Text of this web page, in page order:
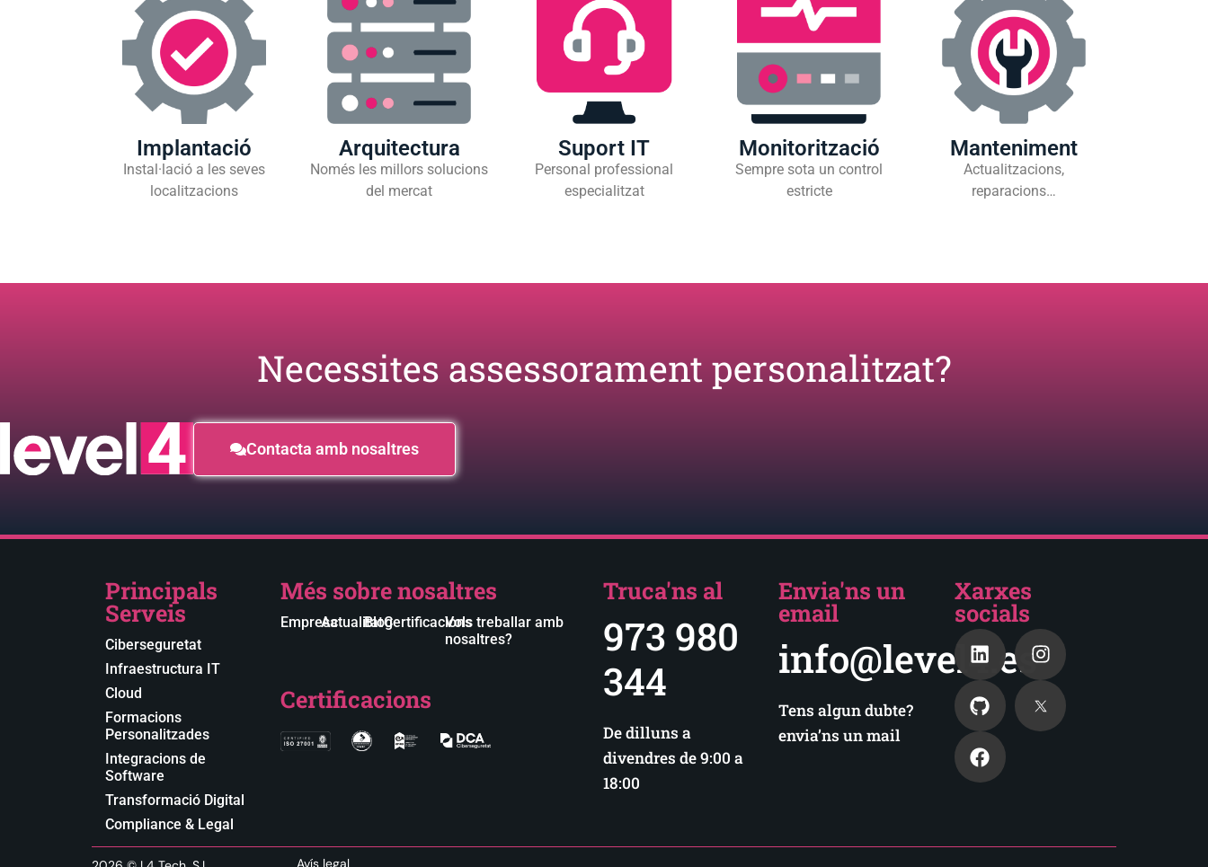
Implantació
Instal·lació a les seves
localitzacions
Arquitectura
Només les millors solucions
del mercat
Suport IT
Personal professional
especialitzat
Monitorització
Sempre sota un control
estricte
Manteniment
Actualitzacions,
reparacions…
Necessites assessorament personalitzat?
Contacta amb nosaltres
Principals
Serveis
Ciberseguretat
Infraestructura IT
Cloud
Formacions
Personalitzades
Integracions de
Software
Transformació Digital
Compliance & Legal
Més sobre nosaltres
EmpresaActualitat
BlogCertificacionsVols treballar amb
nosaltres?
Certificacions
Truca'ns al
973 980
344
De dilluns a
divendres de 9:00 a
18:00
Envia'ns un
email
info@level4.es
Tens algun dubte?
envia’ns un mail
Xarxes
socials
Avís legal